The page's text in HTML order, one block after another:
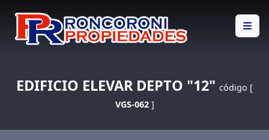
EDIFICIO ELEVAR DEPTO "12" código [
VGS-062]